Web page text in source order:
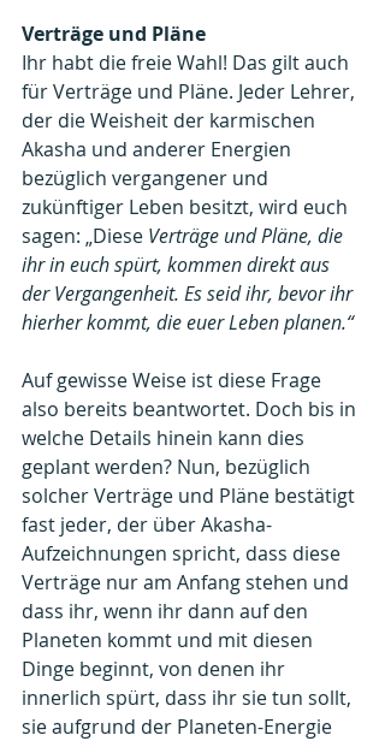
Verträge und Pläne
Ihr habt die freie Wahl! Das gilt auch
für Verträge und Pläne. Jeder Lehrer,
der die Weisheit der karmischen
Akasha und anderer Energien
bezüglich vergangener und
zukünftiger Leben besitzt, wird euch
sagen: „Diese Verträge und Pläne, die
ihr in euch spürt, kommen direkt aus
der Vergangenheit. Es seid ihr, bevor ihr
hierher kommt, die euer Leben planen.“
Auf gewisse Weise ist diese Frage
also bereits beantwortet. Doch bis in
welche Details hinein kann dies
geplant werden? Nun, bezüglich
solcher Verträge und Pläne bestätigt
fast jeder, der über Akasha-
Aufzeichnungen spricht, dass diese
Verträge nur am Anfang stehen und
dass ihr, wenn ihr dann auf den
Planeten kommt und mit diesen
Dinge beginnt, von denen ihr
innerlich spürt, dass ihr sie tun sollt,
sie aufgrund der Planeten-Energie